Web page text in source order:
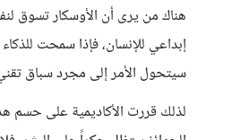
هناك من يرى أن الأوسكار تسوق
إبداعي للإنسان، فإذا سمحت
سيتحول الأمر إلى مجرد سباق
لذلك قررت الأكاديمية على حسم